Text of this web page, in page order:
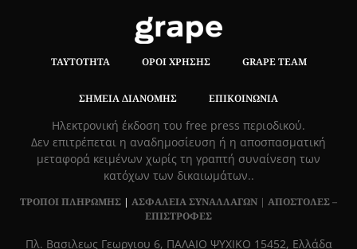
ΤΑΥΤΌΤΗΤΑ ΌΡΟΙ ΧΡΉΣΗΣ GRAPE TEAM
ΣΗΜΕΊΑ ΔΙΑΝΟΜΉΣ ΕΠΙΚΟΙΝΩΝΊΑ
Hλεκτρονική έκδοση του free press περιοδικού.
Δεν επιτρέπεται η αναδημοσίευση ή η αποσπασματική
μεταφορά κειμένων χωρίς τη γραπτή συναίνεση των
κατόχων των δικαιωμάτων..
ΤΡΟΠΟΙ ΠΛΗΡΩΜΗΣ | ΑΣΦΑΛΕΙΑ ΣΥΝΑΛΛΑΓΩΝ | ΑΠΟΣΤΟΛΕΣ –
ΕΠΙΣΤΡΟΦΕΣ
Πλ. Βασιλεως Γεωργιου 6, ΠΑΛΑΙΟ ΨΥΧΙΚΟ 15452, Ελλάδα